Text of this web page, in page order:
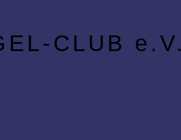
CLUB e.V.